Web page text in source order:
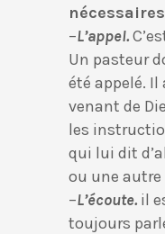
–L’appel.
Un pasteur
été appelé.
venant de
les
qui lui dit
ou une autre
–L’écoute. il
toujours